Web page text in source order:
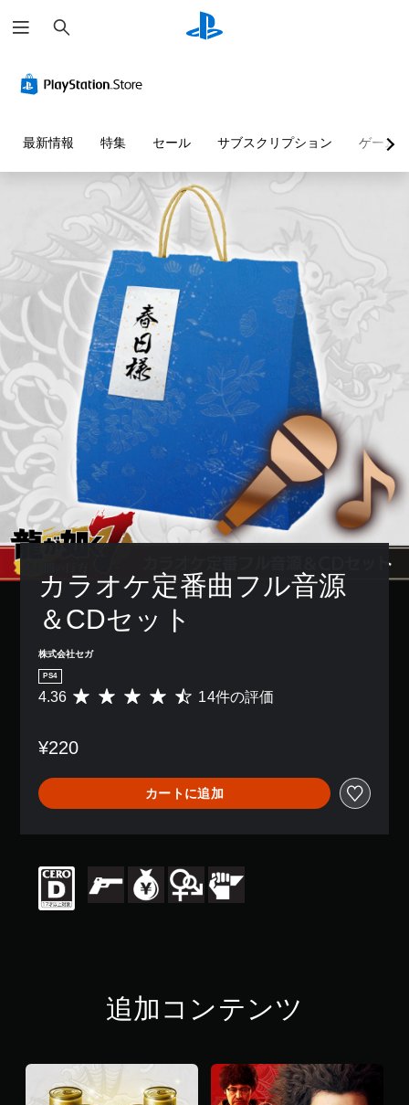
索
最新情報 特集 セール サブスクリプション ゲーム
カラオケ定番曲フル音源
＆CDセット
株式会社セガ
PS4
評
は
4
、
平
は
段
4.36 14件の評価
¥220
カートに追加
追加コンテンツ